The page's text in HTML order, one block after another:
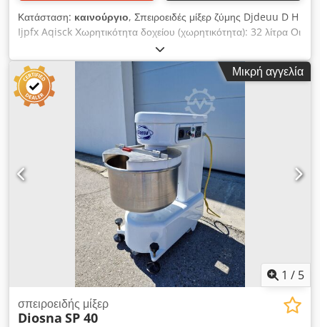
Κατάσταση: καινούργιο, Σπειροειδές μίξερ ζύμης Djdeuu D H
Ijpfx Aqisck Χωρητικότητα δοχείου (χωρητικότητα): 32 λίτρα Οι
σπειροειδείς αναμικτήρες προορίζονται για επαγγελματική
χρήση στον τομέα της αρτοποιίας και της εστίασης
Χρησιμοποιούνται για την παρασκευή πρωτογενούς ζύμης,
αλλά μπορούν επίσης να χρησιμοποιηθούν για την παρασκευή
άλλων τύπων προϊόντων, αντικαθιστώντας τη χειρωνακτική
εργασία με ένα μηχανικό σύστημα Με τον τρόπο αυτό, είναι
δυνατή η συνεχής παραγωγή μεγαλύτερων ποσοτήτων ζύμης
Αποτελούνται από ένα μπολ για τα συστατικά και ένα εργαλείο
ανάμιξης (σπείρα) Προδιαγραφές του ηλεκτρικού μίξερ ζύμης
Χωρητικότητα αλεύρου: 12,5 kg Χωρητικότητα μπολ: 32 λίτρα
Ταχύτητα ανάμειξης: 150/200 στροφές/λεπτό Ταχύτητα μπολ:
12/20 r/min Τάση: 220V/380V 50Hz Ηλεκτρική ισχύς: 1,5 kW
Μέγεθος μηχανήματος: 750x435x900 mm
Μικρή αγγελία
1 / 5
σπειροειδής μίξερ
Diosna SP 40